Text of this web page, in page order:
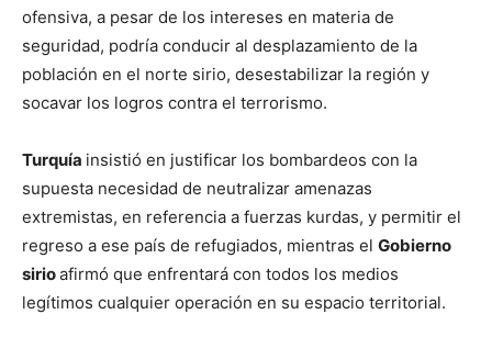
ofensiva, a pesar de los intereses en materia de
seguridad, podría conducir al desplazamiento de la
población en el norte sirio, desestabilizar la región y
socavar los logros contra el terrorismo.
Turquía insistió en justificar los bombardeos con la
supuesta necesidad de neutralizar amenazas
extremistas, en referencia a fuerzas kurdas, y permitir el
regreso a ese país de refugiados, mientras el Gobierno
sirioafirmó que enfrentará con todos los medios
legítimos cualquier operación en su espacio territorial.